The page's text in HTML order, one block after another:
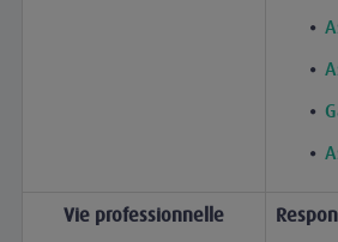
Vie professionnelle